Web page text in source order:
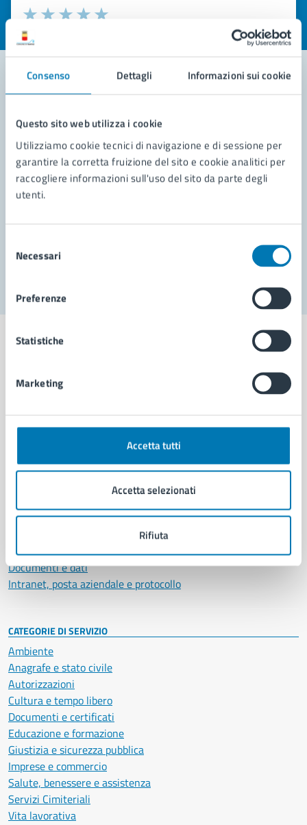
Consenso Dettagli Informazioni sui cookie
Questo sito web utilizza i cookie
Utilizziamo cookie tecnici di navigazione e di sessione per
garantire la corretta fruizione del sito e cookie analitici per
raccogliere informazioni sull'uso del sito da parte degli
utenti.
delNecessari
Preferenze
Statistiche
Marketing
Accetta tutti
Accetta selezionati
Rifiuta
Valuta la chiarezza delle informazioni (da 1 a 5 stelle)
Seleziona il numero di stelle per valutare la chiarezza delle
Valuta 1 stelle su 5
Richiedi assistenza
Segnala disservizio
Comune di Napoli
AMMINISTRAZIONE
Organi di governo
Enti e fondazioni
Personale amministrativo
Documenti e dati
Intranet, posta aziendale e protocollo
CATEGORIE DI SERVIZIO
Ambiente
Anagrafe e stato civile
Autorizzazioni
Cultura e tempo libero
Documenti e certificati
Educazione e formazione
Giustizia e sicurezza pubblica
Imprese e commercio
Salute, benessere e assistenza
Servizi Cimiteriali
Vita lavorativa